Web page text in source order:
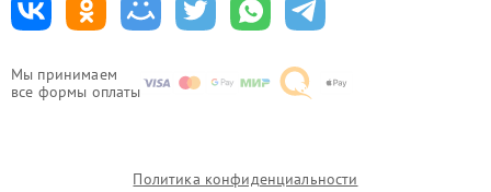
Мы принимаем
все формы оплаты
Политика конфиденциальности